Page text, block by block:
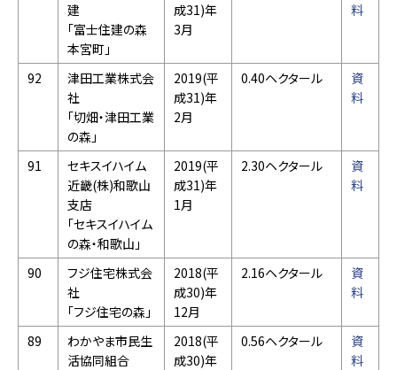
建
「富士住建の森
本宮町」
成31)年
3月
料
92
津田工業株式会
社
「切畑・津田工業
の森」
2019(平
成31)年
2月
0.40ヘクタール
資
料
91
セキスイハイム
近畿(株)和歌山
支店
「セキスイハイム
の森・和歌山」
2019(平
成31)年
1月
2.30ヘクタール
資
料
90
フジ住宅株式会
社
「フジ住宅の森」
2018(平
成30)年
12月
2.16ヘクタール
資
料
89
わかやま市民生
活協同組合
2018(平
成30)年
0.56ヘクタール
資
料